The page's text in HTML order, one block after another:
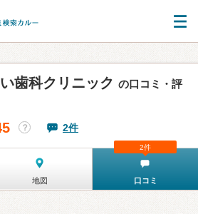
歯科クリニック の口コミ・評
？ 2件
地図 口コミ
2件